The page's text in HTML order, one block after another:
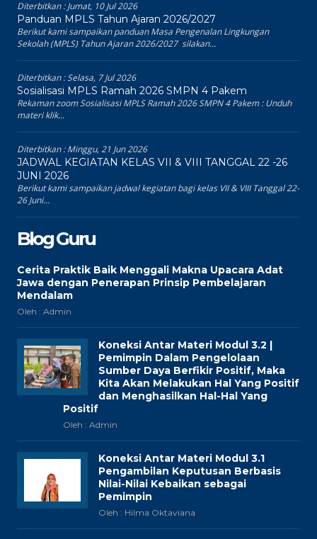
Diterbitkan :Jumat, 10 Jul 2026
Panduan MPLS Tahun Ajaran 2026/2027
Berikut kami sampaikan panduan Masa Pengenalan Lingkungan
Sekolah (MPLS) Tahun Ajaran 2026/2027 silakan...
Diterbitkan :Selasa, 7 Jul 2026
Sosialisasi MPLS Ramah 2026 SMPN 4 Pakem
Rekaman zoom Sosialisasi MPLS Ramah 2026 SMPN 4 Pakem : Unduh
materi klik...
Diterbitkan :Minggu, 21 Jun 2026
JADWAL KEGIATAN KELAS VII & VIII TANGGAL 22 -26
JUNI 2026
Berikut kami sampaikan jadwal kegiatan bagi kelas VII & VIII Tanggal 22-
26 Juni...
Blog Guru
Cerita Praktik Baik Menggali Makna Upacara Adat
Jawa dengan Penerapan Prinsip Pembelajaran
Mendalam
Oleh : Admin
Koneksi Antar Materi Modul 3.2 |
Pemimpin Dalam Pengelolaan
Sumber Daya Berfikir Positif, Maka
Kita Akan Melakukan Hal Yang Positif
dan Menghasilkan Hal-Hal Yang
Positif
Oleh : Admin
Koneksi Antar Materi Modul 3.1
Pengambilan Keputusan Berbasis
Nilai-Nilai Kebaikan sebagai
Pemimpin
Oleh : Hilma Oktaviana